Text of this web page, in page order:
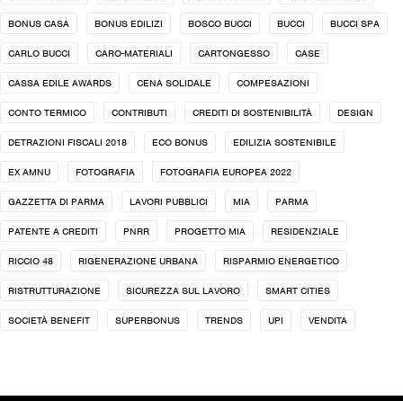
BONUS CASA BONUS EDILIZI BOSCO BUCCI BUCCI BUCCI SPA
CARLO BUCCI CARO-MATERIALI CARTONGESSO CASE
CASSA EDILE AWARDS CENA SOLIDALE COMPESAZIONI
CONTO TERMICO CONTRIBUTI CREDITI DI SOSTENIBILITÀ DESIGN
DETRAZIONI FISCALI 2018 ECO BONUS EDILIZIA SOSTENIBILE
EX AMNU FOTOGRAFIA FOTOGRAFIA EUROPEA 2022
GAZZETTA DI PARMA LAVORI PUBBLICI MIA PARMA
PATENTE A CREDITI PNRR PROGETTO MIA RESIDENZIALE
RICCIO 48 RIGENERAZIONE URBANA RISPARMIO ENERGETICO
RISTRUTTURAZIONE SICUREZZA SUL LAVORO SMART CITIES
SOCIETÀ BENEFIT SUPERBONUS TRENDS UPI VENDITA